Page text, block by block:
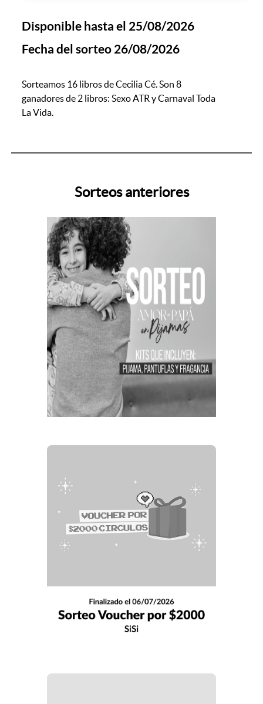
Disponible hasta el 25/08/2026
Fecha del sorteo 26/08/2026
Sorteamos 16 libros de Cecilia Cé. Son 8
ganadores de 2 libros: Sexo ATR y Carnaval Toda
La Vida.
Sorteos anteriores